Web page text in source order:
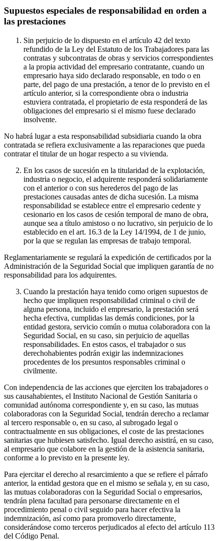
Supuestos especiales de responsabilidad en orden a
las prestaciones
Sin perjuicio de lo dispuesto en el artículo 42 del texto
refundido de la Ley del Estatuto de los Trabajadores para las
contratas y subcontratas de obras y servicios correspondientes
a la propia actividad del empresario contratante, cuando un
empresario haya sido declarado responsable, en todo o en
parte, del pago de una prestación, a tenor de lo previsto en el
artículo anterior, si la correspondiente obra o industria
estuviera contratada, el propietario de esta responderá de las
obligaciones del empresario si el mismo fuese declarado
insolvente.
No habrá lugar a esta responsabilidad subsidiaria cuando la obra
contratada se refiera exclusivamente a las reparaciones que pueda
contratar el titular de un hogar respecto a su vivienda.
En los casos de sucesión en la titularidad de la explotación,
industria o negocio, el adquirente responderá solidariamente
con el anterior o con sus herederos del pago de las
prestaciones causadas antes de dicha sucesión. La misma
responsabilidad se establece entre el empresario cedente y
cesionario en los casos de cesión temporal de mano de obra,
aunque sea a título amistoso o no lucrativo, sin perjuicio de lo
establecido en el art. 16.3 de la Ley 14/1994, de 1 de junio,
por la que se regulan las empresas de trabajo temporal.
Reglamentariamente se regulará la expedición de certificados por la
Administración de la Seguridad Social que impliquen garantía de no
responsabilidad para los adquirentes.
Cuando la prestación haya tenido como origen supuestos de
hecho que impliquen responsabilidad criminal o civil de
alguna persona, incluido el empresario, la prestación será
hecha efectiva, cumplidas las demás condiciones, por la
entidad gestora, servicio común o mutua colaboradora con la
Seguridad Social, en su caso, sin perjuicio de aquellas
responsabilidades. En estos casos, el trabajador o sus
derechohabientes podrán exigir las indemnizaciones
procedentes de los presuntos responsables criminal o
civilmente.
Con independencia de las acciones que ejerciten los trabajadores o
sus causahabientes, el Instituto Nacional de Gestión Sanitaria o
comunidad autónoma correspondiente y, en su caso, las mutuas
colaboradoras con la Seguridad Social, tendrán derecho a reclamar
al tercero responsable o, en su caso, al subrogado legal o
contractualmente en sus obligaciones, el coste de las prestaciones
sanitarias que hubiesen satisfecho. Igual derecho asistirá, en su caso,
al empresario que colabore en la gestión de la asistencia sanitaria,
conforme a lo previsto en la presente ley.
Para ejercitar el derecho al resarcimiento a que se refiere el párrafo
anterior, la entidad gestora que en el mismo se señala y, en su caso,
las mutuas colaboradoras con la Seguridad Social o empresarios,
tendrán plena facultad para personarse directamente en el
procedimiento penal o civil seguido para hacer efectiva la
indemnización, así como para promoverlo directamente,
considerándose como terceros perjudicados al efecto del artículo 113
del Código Penal.